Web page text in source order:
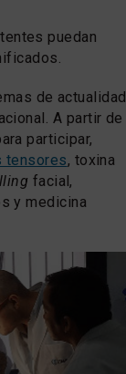
puedan
de
A partir de
participar,
tensores, toxina
facial,
y medicina